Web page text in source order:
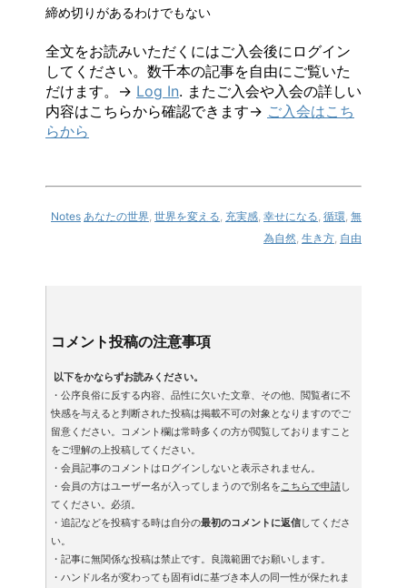
締め切りがあるわけでもない
全文をお読みいただくにはご入会後にログイン
してください。数千本の記事を自由にご覧いた
だけます。→ Log In. またご入会や入会の詳しい
内容はこちらから確認できます→ ご入会はこち
らから
Notes あなたの世界, 世界を変える, 充実感, 幸せになる, 循環, 無
為自然, 生き方, 自由
コメント投稿の注意事項
以下をかならずお読みください。
・公序良俗に反する内容、品性に欠いた文章、その他、閲覧者に不
快感を与えると判断された投稿は掲載不可の対象となりますのでご
留意ください。コメント欄は常時多くの方が閲覧しておりますこと
をご理解の上投稿してください。
・会員記事のコメントはログインしないと表示されません。
・会員の方はユーザー名が入ってしまうので別名をこちらで申請し
てください。必須。
・追記などを投稿する時は自分の最初のコメントに返信してくださ
い。
・記事に無関係な投稿は禁止です。良識範囲でお願いします。
・ハンドル名が変わっても固有idに基づき本人の同一性が保たれま